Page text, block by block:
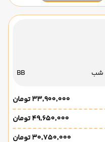
BB
۳۳٬۹۰۰٬۰۰۰ تومان
۴۹٬۶۵۰٬۰۰۰ تومان
۳۰٬۷۵۰٬۰۰۰ تومان